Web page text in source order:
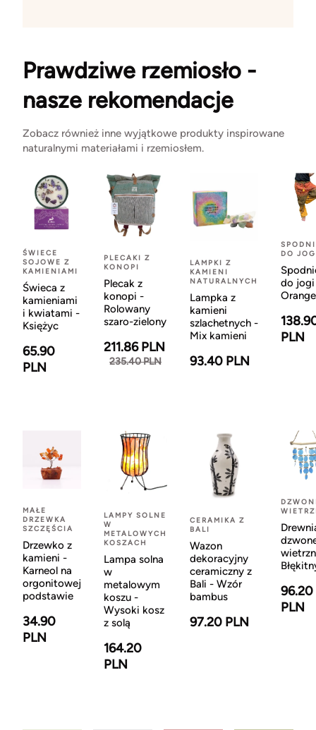
Prawdziwe rzemiosło -
nasze rekomendacje
Zobacz również inne wyjątkowe produkty inspirowane
naturalnymi materiałami i rzemiosłem.
ŚWIECE
SOJOWE Z
KAMIENIAMI
Świeca z
kamieniami
i kwiatami -
Księżyc
65.90
PLN
PLECAKI Z
KONOPI
Plecak z
konopi -
Rolowany
szaro-zielony
211.86 PLN
235.40 PLN
LAMPKI Z
KAMIENI
NATURALNYCH
Lampka z
kamieni
szlachetnych -
Mix kamieni
93.40 PLN
DO
do
Orange
PLN
MAŁE
DRZEWKA
SZCZĘŚCIA
Drzewko z
kamieni -
Karneol na
orgonitowej
podstawie
34.90
PLN
LAMPY SOLNE
W
METALOWYCH
KOSZACH
Lampa solna
w
metalowym
koszu -
Wysoki kosz
z solą
164.20
PLN
CERAMIKA Z
BALI
Wazon
dekoracyjny
ceramiczny z
Bali - Wzór
bambus
97.20 PLN
96.20
PLN